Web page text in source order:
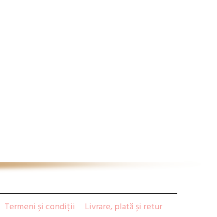
Termeni și condiții Livrare, plată și retur